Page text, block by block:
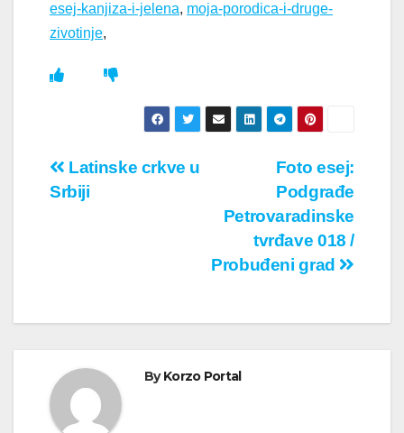
esej-kanjiza-i-jelena, moja-porodica-i-druge-
zivotinje,
Кретање
чланка
Foto esej:
Podgrađe
Petrovaradinske
tvrđave 018 /
Probuđeni grad
Latinske crkve u
Srbiji
ByKorzo Portal